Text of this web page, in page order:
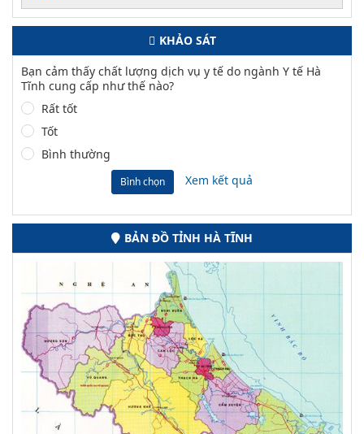
KHẢO SÁT
Bạn cảm thấy chất lượng dịch vụ y tế do ngành Y tế Hà
Tĩnh cung cấp như thế nào?
Rất tốt
Tốt
Bình thường
Bình chọn Xem kết quả
BẢN ĐỒ TỈNH HÀ TĨNH